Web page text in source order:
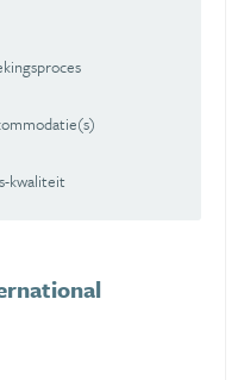
kwaliteit